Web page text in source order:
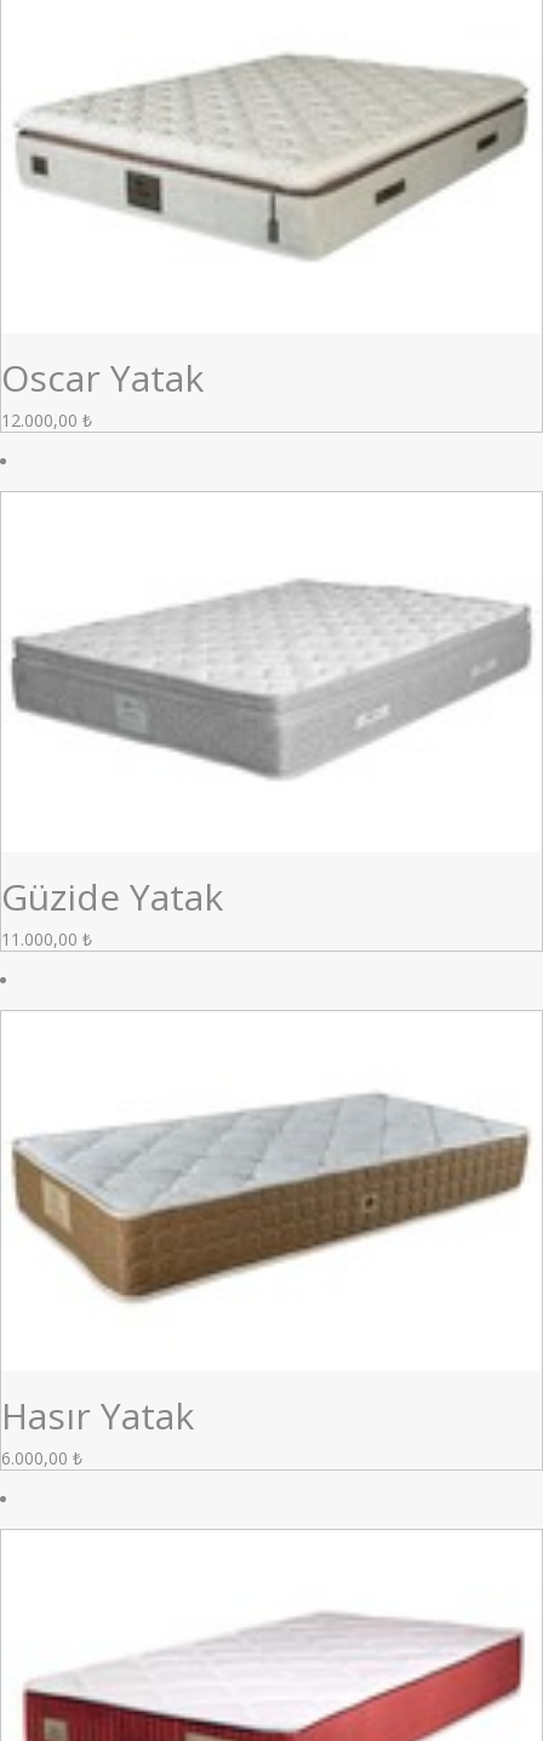
Oscar Yatak
12.000,00 ₺
Güzide Yatak
11.000,00 ₺
Hasır Yatak
6.000,00 ₺